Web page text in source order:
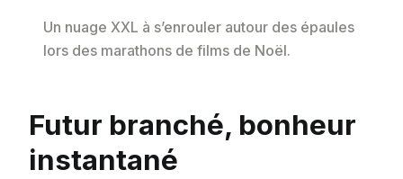
Un nuage XXL à s’enrouler autour des épaules
lors des marathons de films de Noël.
Futur branché, bonheur
instantané